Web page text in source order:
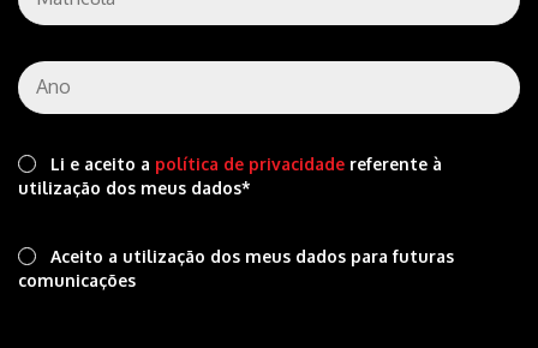
Li e aceito a política de privacidade referente à
utilização dos meus dados*
Aceito a utilização dos meus dados para futuras
comunicações